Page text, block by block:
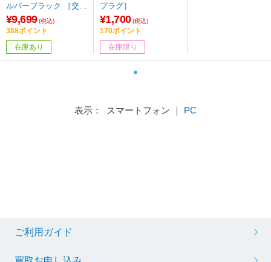
ルバーブラック ［交流
充電式］
¥9,699 (税込)
388ポイント
在庫あり
プラグ］
¥1,700 (税込)
170ポイント
在庫限り
表示： スマートフォン ｜ PC
ご利用ガイド